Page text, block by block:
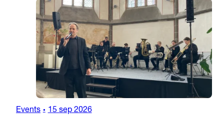
Events • 15 sep 2026